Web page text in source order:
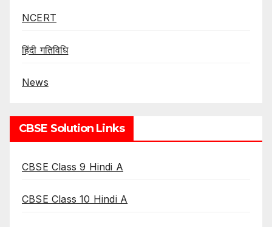
NCERT
हिंदी गतिविधि
News
CBSE Solution Links
CBSE Class 9 Hindi A
CBSE Class 10 Hindi A